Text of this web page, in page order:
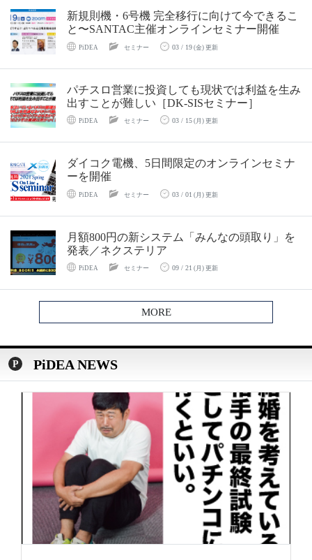
新規則機・6号機 完全移行に向けて今できるこ
と〜SANTAC主催オンラインセミナー開催
PiDEA セミナー 03 / 19(金) 更新
パチスロ営業に投資しても現状では利益を生み
出すことが難しい［DK-SISセミナー］
PiDEA セミナー 03 / 15(月) 更新
ダイコク電機、5日間限定のオンラインセミナ
ーを開催
PiDEA セミナー 03 / 01 (月) 更新
月額800円の新システム「みんなの頭取り」を
発表／ネクステリア
PiDEA セミナー 09 / 21 (月) 更新
MORE
PiDEA NEWS